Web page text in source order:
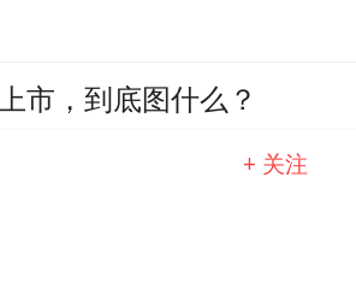
市，到底图什么？
+ 关注